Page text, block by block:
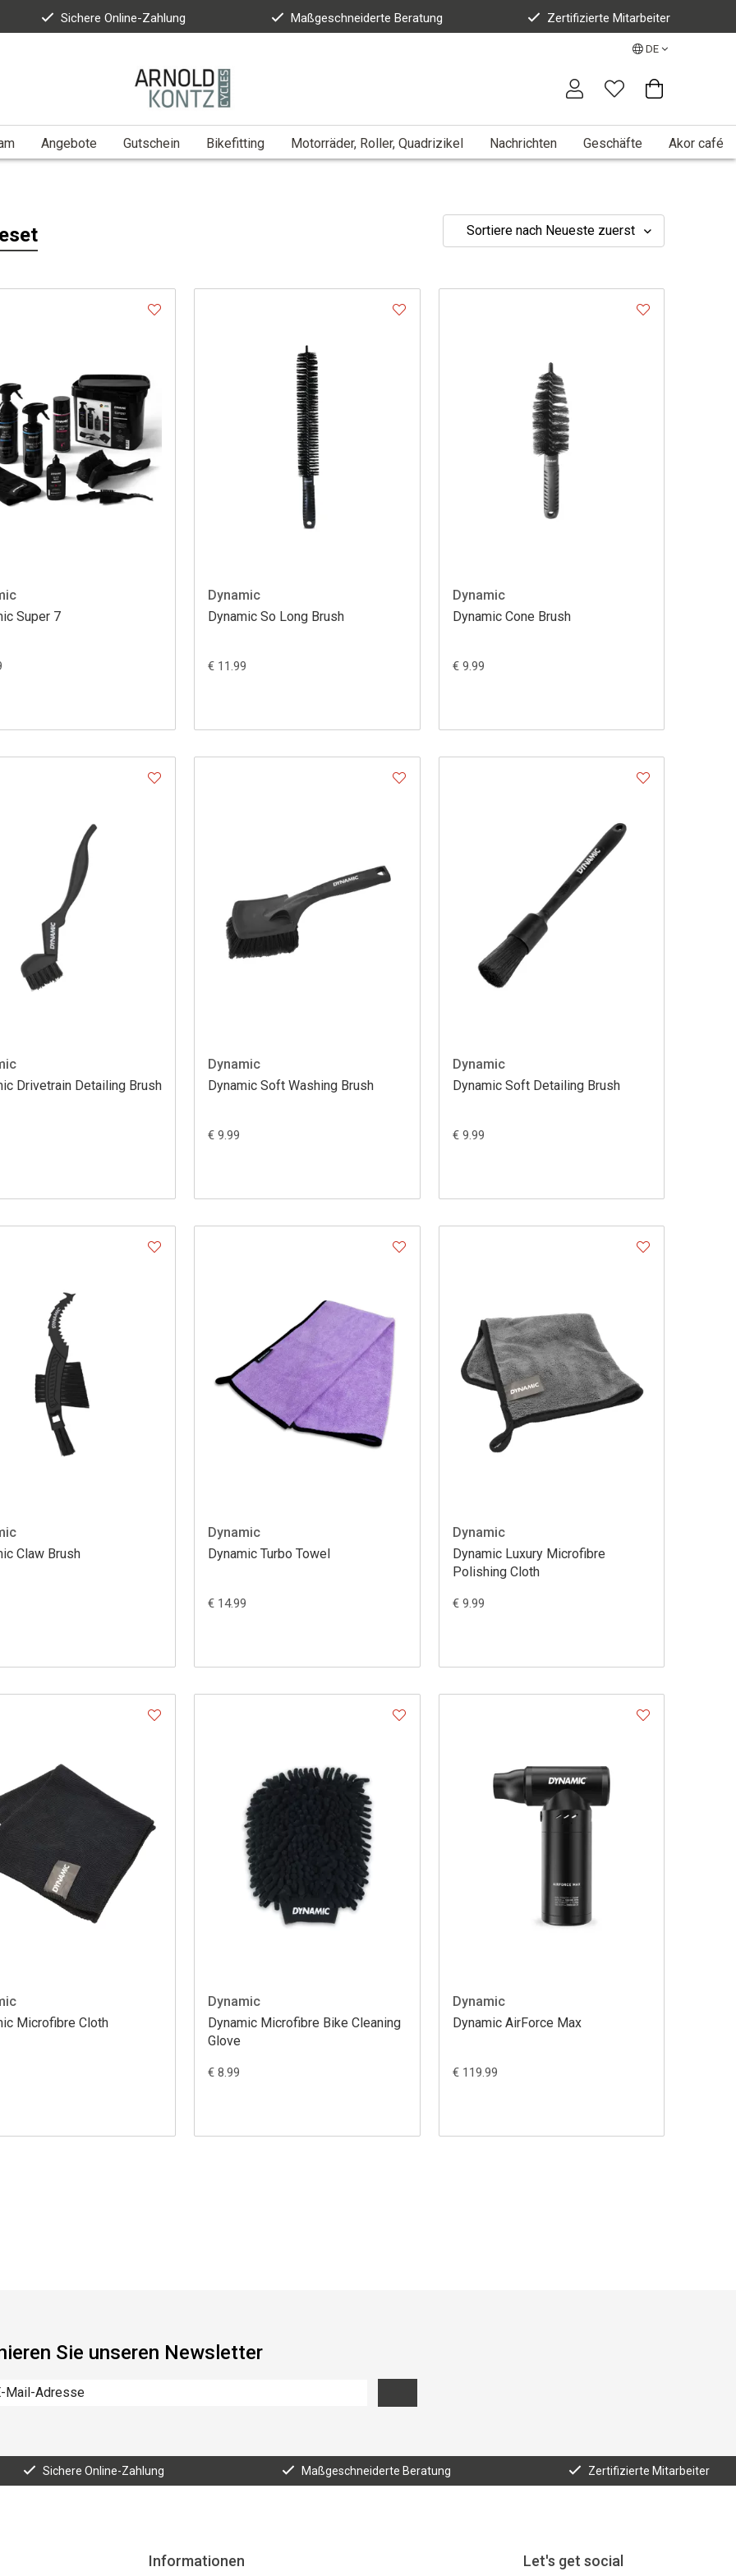
Sichere Online-Zahlung Maßgeschneiderte Beratung Zertifizierte Mitarbeiter
DE
Angebote Gutschein Bikefitting Motorräder, Roller, Quadrizikel Nachrichten Geschäfte Akor café
Super 7
Dynamic
Dynamic So Long Brush
€ 11.99
Dynamic
Dynamic Cone Brush
€ 9.99
Drivetrain Detailing Brush
Dynamic
Dynamic Soft Washing Brush
€ 9.99
Dynamic
Dynamic Soft Detailing Brush
€ 9.99
Claw Brush
Dynamic
Dynamic Turbo Towel
€ 14.99
Dynamic
Dynamic Luxury Microfibre
Polishing Cloth
€ 9.99
Microfibre Cloth
Dynamic
Dynamic Microfibre Bike Cleaning
Glove
€ 8.99
Dynamic
Dynamic AirForce Max
€ 119.99
Sie unseren Newsletter
Sichere Online-Zahlung Maßgeschneiderte Beratung Zertifizierte Mitarbeiter
Informationen Let's get social